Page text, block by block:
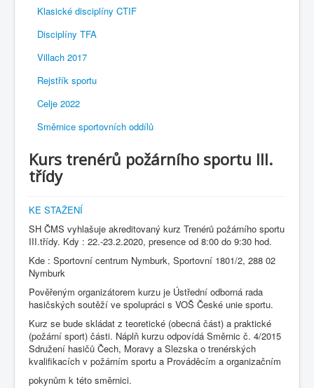
Klasické disciplíny CTIF
Disciplíny TFA
Villach 2017
Rejstřík sportu
Celje 2022
Směrnice sportovních oddílů
Kurs trenérů požárního sportu III.
třídy
KE STAŽENÍ
SH ČMS vyhlašuje akreditovaný kurz Trenérů požárního sportu
III.třídy. Kdy : 22.-23.2.2020, presence od 8:00 do 9:30 hod.
Kde : Sportovní centrum Nymburk, Sportovní 1801/2, 288 02
Nymburk
Pověřeným organizátorem kurzu je Ústřední odborná rada
hasičských soutěží ve spolupráci s VOŠ České unie sportu.
Kurz se bude skládat z teoretické (obecná část) a praktické
(požární sport) části. Náplň kurzu odpovídá Směrnic č. 4/2015
Sdružení hasičů Čech, Moravy a Slezska o trenérských
kvalifikacích v požárním sportu a Prováděcím a organizačním
pokynům k této směrnici.